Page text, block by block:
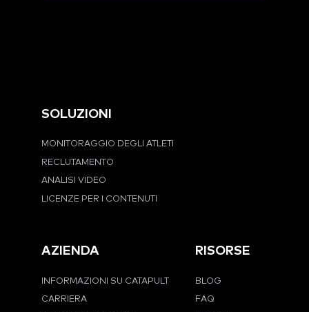
SOLUZIONI
MONITORAGGIO DEGLI ATLETI
RECLUTAMENTO
ANALISI VIDEO
LICENZE PER I CONTENUTI
AZIENDA
INFORMAZIONI SU CATAPULT
CARRIERA
RISORSE
BLOG
FAQ